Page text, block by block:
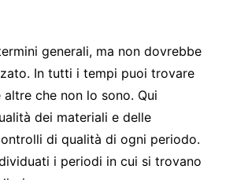
generali, ma non dovrebbe
In tutti i tempi puoi trovare
che non lo sono. Qui
dei materiali e delle
di qualità di ogni periodo.
i periodi in cui si trovano